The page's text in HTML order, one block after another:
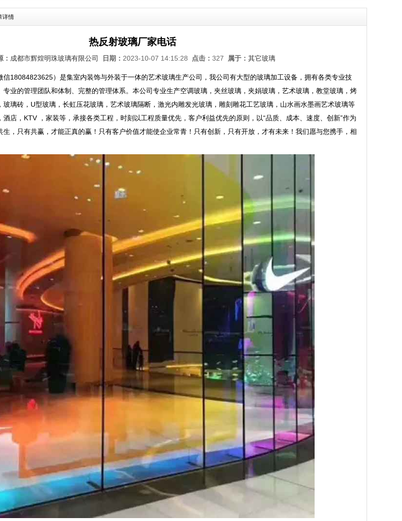
详情
热反射玻璃厂家电话
： 成都市辉煌明珠玻璃有限公司 日期： 2023-10-07 14:15:28 点击： 327 属于： 其它玻璃
信18084823625）是集室内装饰与外装于一体的艺术玻璃生产公司，我公司有大型的玻璃加工设备，拥有各类专业技
业的管理团队和体制、完整的管理体系。本公司专业生产空调玻璃，夹丝玻璃，夹娟玻璃，艺术玻璃，教堂玻璃，烤
璃砖，U型玻璃，长虹压花玻璃，艺术玻璃隔断，激光内雕发光玻璃，雕刻雕花工艺玻璃，山水画水墨画艺术玻璃等
店，KTV ，家装等，承接各类工程，时刻以工程质量优先，客户利益优先的原则，以“品质、成本、速度、创新”作为
，只有共赢，才能正真的赢！只有客户价值才能使企业常青！只有创新，只有开放，才有未来！我们愿与您携手，相